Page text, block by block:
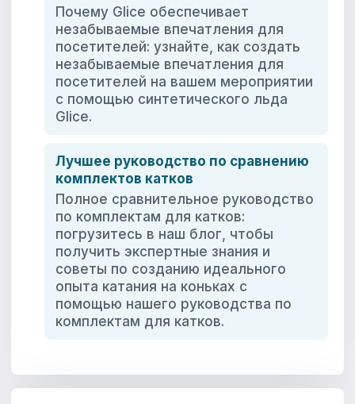
Почему Glice обеспечивает
незабываемые впечатления для
посетителей: узнайте, как создать
незабываемые впечатления для
посетителей на вашем мероприятии
с помощью синтетического льда
Glice.
Лучшее руководство по сравнению
комплектов катков
Полное сравнительное руководство
по комплектам для катков:
погрузитесь в наш блог, чтобы
получить экспертные знания и
советы по созданию идеального
опыта катания на коньках с
помощью нашего руководства по
комплектам для катков.